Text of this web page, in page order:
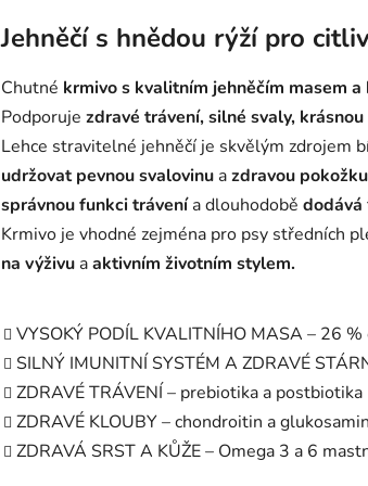
Jehněčí s hnědou rýží pro
Chutné krmivo s kvalitním jehněčím masem a
Podporuje zdravé trávení, silné svaly,
Lehce stravitelné jehněčí je skvělým zdrojem
udržovat pevnou svalovinu azdravou pokožku
správnou funkci trávenía dlouhodobě dodává
Krmivo je vhodné zejména pro psy středních
na výživu aaktivním životním stylem.
VYSOKÝ PODÍL KVALITNÍHO MASA – 26
SILNÝ IMUNITNÍ SYSTÉM A ZDRAVÉ
ZDRAVÉ TRÁVENÍ – prebiotika a postbiotika
ZDRAVÉ KLOUBY – chondroitin a glukosamin
ZDRAVÁ SRST A KŮŽE – Omega 3 a 6